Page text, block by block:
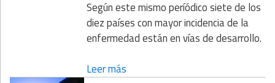
Según este mismo períódico siete de los
diez países con mayor incidencia de la
enfermedad están en vías de desarrollo.
Leer más